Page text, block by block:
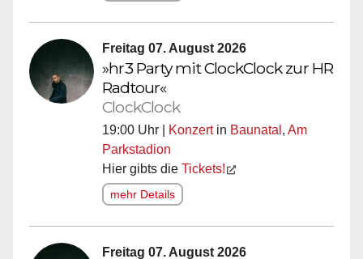
Freitag 07. August 2026
»hr3 Party mit ClockClock zur HR
Radtour«
ClockClock
19:00 Uhr | Konzertin Baunatal , Am
Parkstadion
Hier gibts die Tickets!
mehr Details
Freitag 07. August 2026